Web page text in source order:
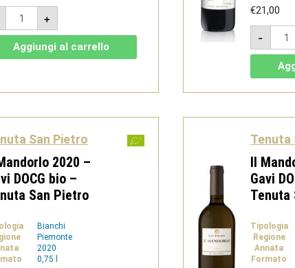
Brut
San
Pietro
V.S.Q.
Brut
Tenuta
Pietro
+
Aggiungi al carrello
€21,00
-
Nero
2023
-
DOC
-
San Pietro
2020 –
DOCG bio –
San Pietro
Bianchi
Piemonte
2020
0,75 l
Tenuta
Il
Gavi
Tenuta
Tipologia
Regione
Annata
Formato